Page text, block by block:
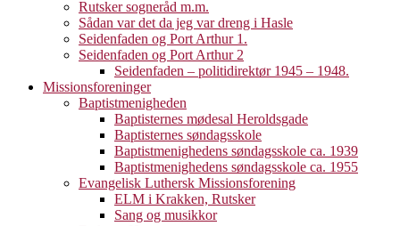
Rutsker sogneråd m.m.
Sådan var det da jeg var dreng i Hasle
Seidenfaden og Port Arthur 1.
Seidenfaden og Port Arthur 2
Seidenfaden – politidirektør 1945 – 1948.
Missionsforeninger
Baptistmenigheden
Baptisternes mødesal Heroldsgade
Baptisternes søndagsskole
Baptistmenighedens søndagsskole ca. 1939
Baptistmenighedens søndagsskole ca. 1955
Evangelisk Luthersk Missionsforening
ELM i Krakken, Rutsker
Sang og musikkor